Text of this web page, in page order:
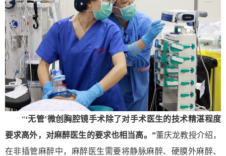
“‘无管’微创胸腔镜手术除了对手术医生的技术精湛程度
要求高外，对麻醉医生的要求也相当高。”董庆龙教授介绍，
在非插管麻醉中，麻醉医生需要将静脉麻醉、硬膜外麻醉、